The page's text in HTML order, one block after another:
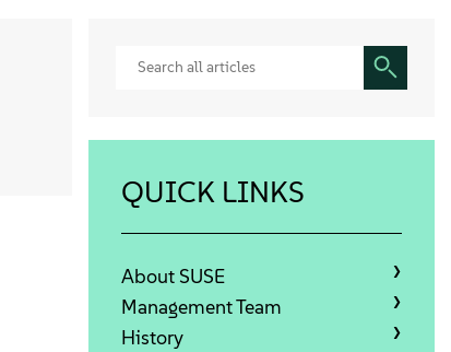
QUICK LINKS
About SUSE
Management Team
History